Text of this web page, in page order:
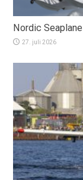
Nordic
27. juli 2026